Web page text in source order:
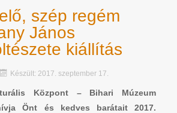
szép regém
János
kiállítás
Készült: 2017. szeptember 17.
Központ – Bihari Múzeum
Önt és kedves barátait 2017.